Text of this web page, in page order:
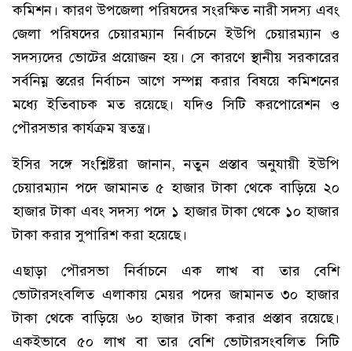
কমিশন। কারণ উপজেলা পরিষদের সংরক্ষিত নারী সদস্য এবং
জেলা পরিষদের চেয়ারম্যান নির্বাচনে ইউপি চেয়ারম্যান ও
সদস্যদের ভোটের প্রয়োজন হয়। সে কারণে স্থানীয় সরকারের
সর্বনিম্ন স্তরের নির্বাচন আগে সম্পন্ন করার বিষয়ে কমিশনের
মধ্যে ইতিবাচক মত রয়েছে। যদিও সিটি করপোরেশন ও
পৌরসভার কার্যক্রম স্বতন্ত্র।
ইসির সঙ্গে সংশ্লিষ্টরা জানান, নতুন প্রস্তাব অনুযায়ী ইউপি
চেয়ারম্যান পদে জামানত ৫ হাজার টাকা থেকে বাড়িয়ে ২০
হাজার টাকা এবং সদস্য পদে ১ হাজার টাকা থেকে ১০ হাজার
টাকা করার সুপারিশ করা হয়েছে।
এছাড়া পৌরসভা নির্বাচনে এক লাখ বা তার বেশি
ভোটারসংবলিত এলাকায় মেয়র পদের জামানত ৩০ হাজার
টাকা থেকে বাড়িয়ে ৬০ হাজার টাকা করার প্রস্তাব রয়েছে।
একইভাবে ৫০ লাখ বা তার বেশি ভোটারসংবলিত সিটি